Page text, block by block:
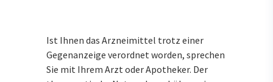
Ist Ihnen das Arzneimittel trotz einer
Gegenanzeige verordnet worden, sprechen
Sie mit Ihrem Arzt oder Apotheker. Der